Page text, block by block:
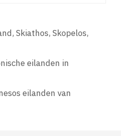
,Skiathos,Skopelos,
eilanden in
eilanden van